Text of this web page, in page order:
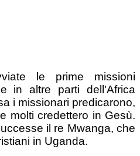
le prime missioni
in altre parti dell'Africa
i missionari predicarono,
molti credettero in Gesù.
il re Mwanga, che
in Uganda.